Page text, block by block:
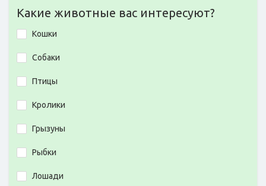
Какие животные вас интересуют?
Кошки
Собаки
Птицы
Кролики
Грызуны
Рыбки
Лошади